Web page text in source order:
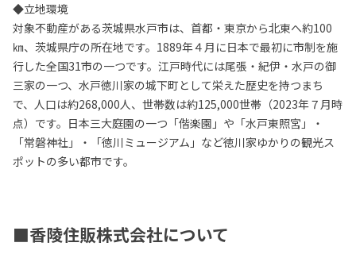
◆立地環境
対象不動産がある茨城県水戸市は、首都・東京から北東へ約100
㎞、茨城県庁の所在地です。1889年４月に日本で最初に市制を施
行した全国31市の一つです。江戸時代には尾張・紀伊・水戸の御
三家の一つ、水戸徳川家の城下町として栄えた歴史を持つまち
で、人口は約268,000人、世帯数は約125,000世帯（2023年７月時
点）です。日本三大庭園の一つ「偕楽園」や「水戸東照宮」・
「常磐神社」・「徳川ミュージアム」など徳川家ゆかりの観光ス
ポットの多い都市です。
■香陵住販株式会社について